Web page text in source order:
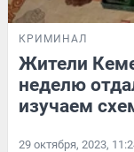
КРИМИНАЛ
Жители
неделю
изучаем
29 октября, 2023,